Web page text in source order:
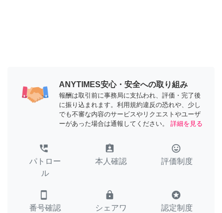
ANYTIMES安心・安全への取り組み
報酬は取引前に事務局に支払われ、評価・完了後
に振り込まれます。利用規約違反の恐れや、少し
でも不審な内容のサービスやリクエストやユーザ
ーがあった場合は通報してください。
詳細を見る
perm_phone_msg
パトロー
ル
assignment_ind
本人確認
tag_faces
評価制度
smartphone
番号確認
lock
シェアワ
stars
認定制度